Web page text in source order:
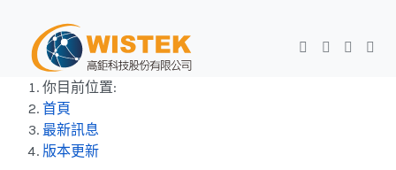
你目前位置:
首頁
最新訊息
版本更新